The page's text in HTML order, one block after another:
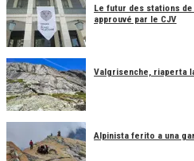
Le futur des stations
approuvé par le CJV
Valgrisenche, riaperta
Alpinista ferito a una